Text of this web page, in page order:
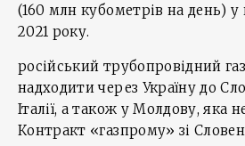
(160 млн кубометрів на день)
2021 року.
російський трубопровідний
надходити через Україну до
Італії, а також у Молдову, яка
Контракт «газпрому» зі